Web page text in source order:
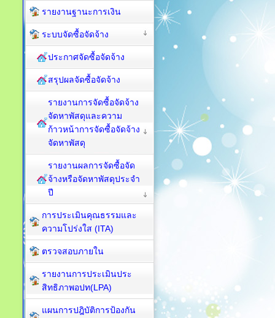
รายงานฐานะการเงิน
ระบบจัดซื้อจัดจ้าง
ประกาศจัดซื้อจัดจ้าง
สรุปผลจัดซื้อจัดจ้าง
รายงานการจัดซื้อจัดจ้าง
จัดหาพัสดุและความ
ก้าวหน้าการจัดซื้อจัดจ้าง
จัดหาพัสดุ
รายงานผลการจัดซื้อจัด
จ้างหรือจัดหาพัสดุประจำ
ปี
การประเมินคุณธรรมและ
ความโปร่งใส (ITA)
ตรวจสอบภายใน
รายงานการประเมินประ
สิทธิภาพอปท(LPA)
แผนการปฎิบัติการป้องกัน